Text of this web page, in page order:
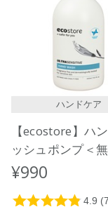
ハンドケア
【ecostore】ハ
ッシュポンプ＜
300mL
¥990